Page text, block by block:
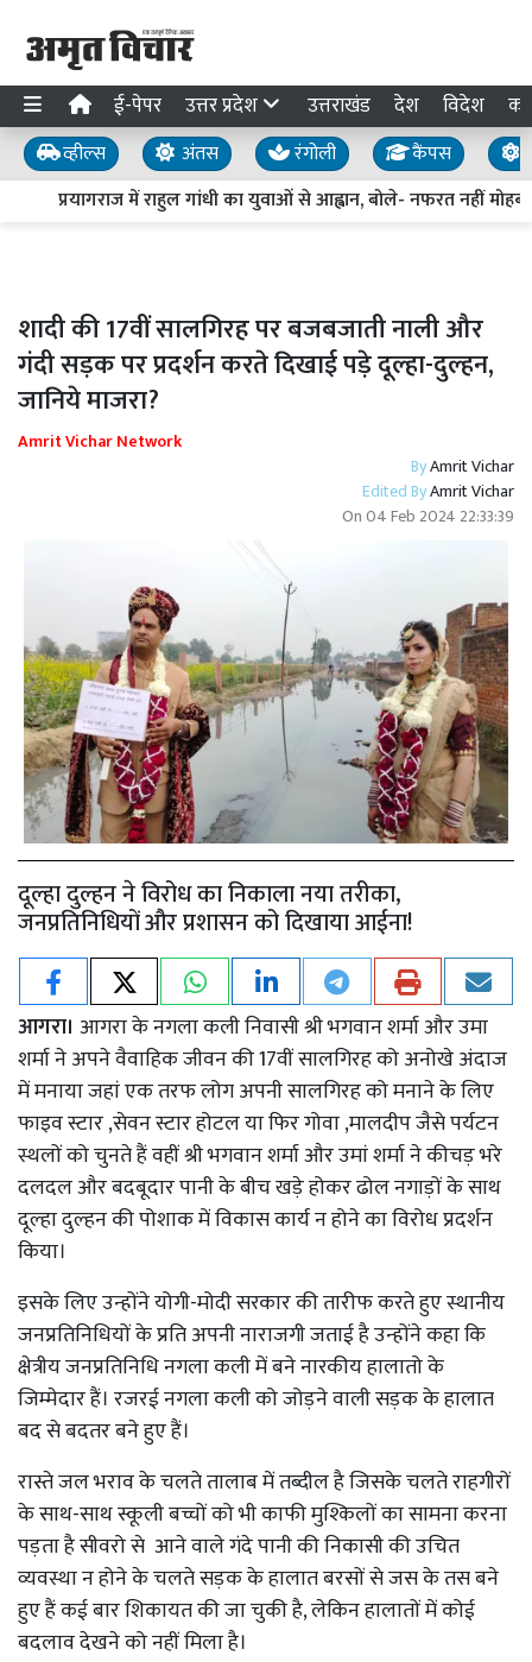
ई-पेपर उत्तर प्रदेश उत्तराखंड देश विदेश
व्हील्स अंतस रंगोली कैंपस
प्रयागराज में राहुल गांधी का युवाओं से आह्वान, बोले- नफरत नहीं
शादी की 17वीं सालगिरह पर बजबजाती नाली और
गंदी सड़क पर प्रदर्शन करते दिखाई पड़े दूल्हा-दुल्हन,
जानिये माजरा?
Amrit Vichar Network
ByAmrit Vichar
Edited ByAmrit Vichar
On04 Feb 2024 22:33:39
दूल्हा दुल्हन ने विरोध का निकाला नया तरीका,
जनप्रतिनिधियों और प्रशासन को दिखाया आईना!
आगरा। आगरा के नगला कली निवासी श्री भगवान शर्मा और उमा
शर्मा ने अपने वैवाहिक जीवन की 17वीं सालगिरह को अनोखे अंदाज
में मनाया जहां एक तरफ लोग अपनी सालगिरह को मनाने के लिए
फाइव स्टार ,सेवन स्टार होटल या फिर गोवा ,मालदीप जैसे पर्यटन
स्थलों को चुनते हैं वहीं श्री भगवान शर्मा और उमां शर्मा ने कीचड़ भरे
दलदल और बदबूदार पानी के बीच खड़े होकर ढोल नगाड़ों के साथ
दूल्हा दुल्हन की पोशाक में विकास कार्य न होने का विरोध प्रदर्शन
किया।
इसके लिए उन्होंने योगी-मोदी सरकार की तारीफ करते हुए स्थानीय
जनप्रतिनिधियों के प्रति अपनी नाराजगी जताई है उन्होंने कहा कि
क्षेत्रीय जनप्रतिनिधि नगला कली में बने नारकीय हालातो के
जिम्मेदार हैं। रजरई नगला कली को जोड़ने वाली सड़क के हालात
बद से बदतर बने हुए हैं।
रास्ते जल भराव के चलते तालाब में तब्दील है जिसके चलते राहगीरों
के साथ-साथ स्कूली बच्चों को भी काफी मुश्किलों का सामना करना
पड़ता है सीवरो से आने वाले गंदे पानी की निकासी की उचित
व्यवस्था न होने के चलते सड़क के हालात बरसों से जस के तस बने
हुए हैं कई बार शिकायत की जा चुकी है, लेकिन हालातों में कोई
बदलाव देखने को नहीं मिला है।